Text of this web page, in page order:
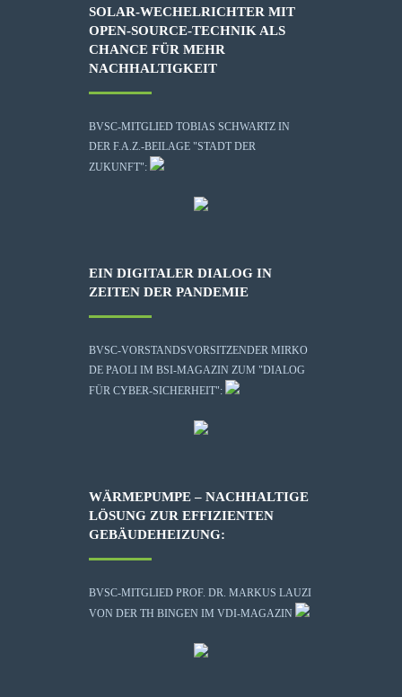
SOLAR-WECHELRICHTER MIT
OPEN-SOURCE-TECHNIK ALS
CHANCE FÜR MEHR
NACHHALTIGKEIT
BVSC-MITGLIED TOBIAS SCHWARTZ IN
DER F.A.Z.-BEILAGE "STADT DER
ZUKUNFT":
EIN DIGITALER DIALOG IN
ZEITEN DER PANDEMIE
BVSC-VORSTANDSVORSITZENDER MIRKO
DE PAOLI IM BSI-MAGAZIN ZUM "DIALOG
FÜR CYBER-SICHERHEIT":
WÄRMEPUMPE – NACHHALTIGE
LÖSUNG ZUR EFFIZIENTEN
GEBÄUDEHEIZUNG:
BVSC-MITGLIED PROF. DR. MARKUS LAUZI
VON DER TH BINGEN IM VDI-MAGAZIN